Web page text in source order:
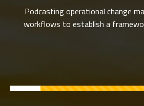
Podcasting operational change
workflows to establish a